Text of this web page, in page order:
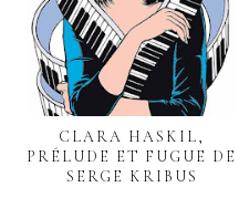
CLARA HASKIL,
PRÉLUDE ET FUGUE DE
SERGE KRIBUS